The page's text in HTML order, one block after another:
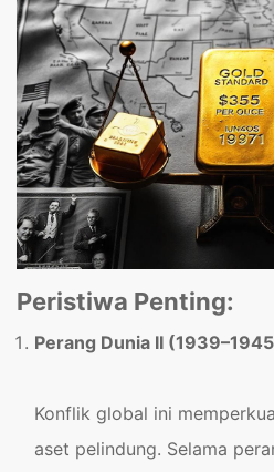
Peristiwa Penting:
Perang Dunia II
Konflik global ini
aset pelindung. Selama